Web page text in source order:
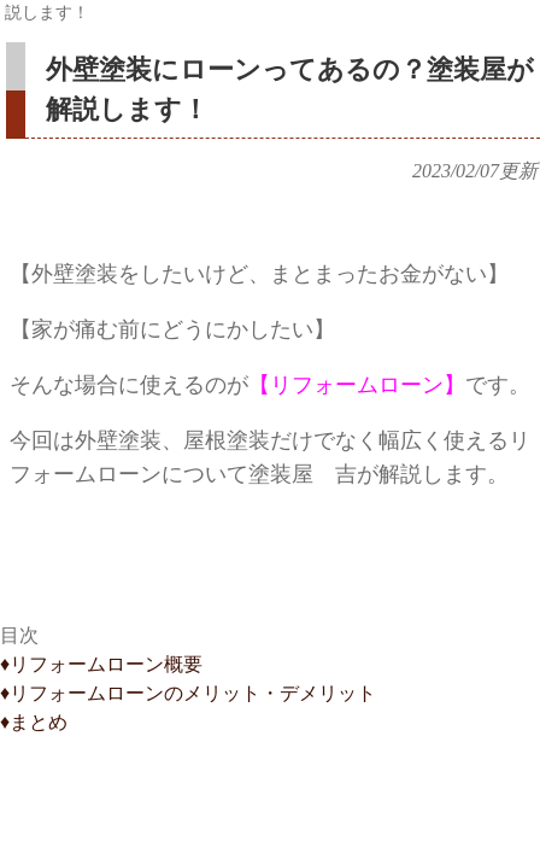
説します！
外壁塗装にローンってあるの？塗装屋が
解説します！
2023/02/07更新
【外壁塗装をしたいけど、まとまったお金がない】
【家が痛む前にどうにかしたい】
そんな場合に使えるのが 【リフォームローン】 です。
今回は外壁塗装、屋根塗装だけでなく幅広く使えるリ
フォームローンについて塗装屋 吉が解説します。
目次
♦︎リフォームローン概要
♦︎リフォームローンのメリット・デメリット
♦︎まとめ